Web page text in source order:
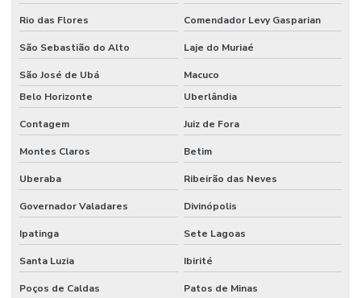
Limpeza De Recepção E Corredores
Limpeza E Conservação
Limpeza E Conservação De Ambientes Corporativos
Limpeza de espaços corporativos
Limpeza Especializada Para Ambientes Comerciais
Limpeza Profissional De Ambientes
Limpeza Profunda De Ambientes Administrativos
Limpeza Técnica De Ambientes Industriais
Rio das Flores Comendador Levy Gasparian
São Sebastião do Alto Laje do Muriaé
São José de Ubá
Macuco
Belo Horizonte
Uberlândia
Contagem Juiz de Fora
Montes Claros Betim
Uberaba Ribeirão das Neves
Governador Valadares Divinópolis
Ipatinga Sete Lagoas
Santa Luzia Ibirité
Poços de Caldas Patos de Minas